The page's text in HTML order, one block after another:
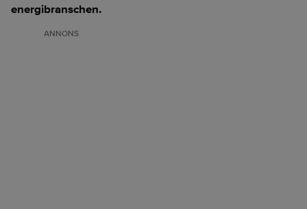
energibranschen.
ANNONS